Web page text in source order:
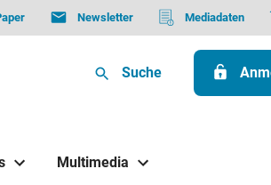
Newsletter Mediadaten
Suche
Multimedia